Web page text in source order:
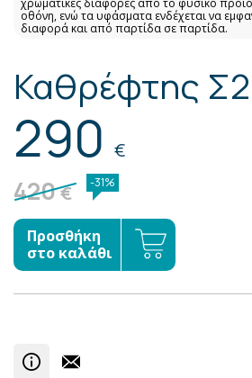
χρωματικές διαφορές από το φυσικό
οθόνη, ενώ τα υφάσματα ενδέχεται να
διαφορά και από παρτίδα σε παρτίδα.
Καθρέφτης
290 €
420€ -31%
Προσθήκη
στο καλάθι